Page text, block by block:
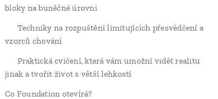
bloky na buněčné úrovni
✔ Techniky na rozpuštění limitujících přesvědčení a
vzorců chování
✔ Praktická cvičení, která vám umožní vidět realitu
jinak a tvořit život s větší lehkostí
Co Foundation otevírá?